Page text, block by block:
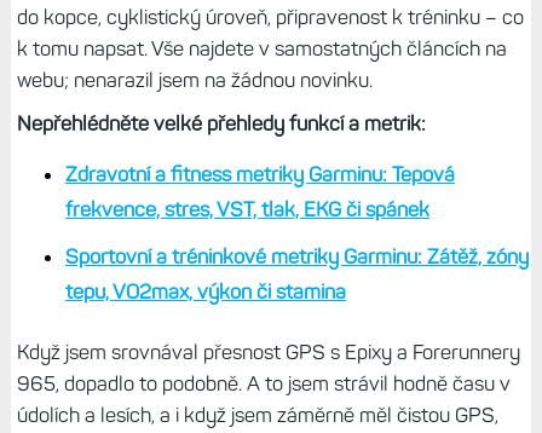
do kopce, cyklistický úroveň, připravenost k tréninku – co
k tomu napsat. Vše najdete v samostatných článcích na
webu; nenarazil jsem na žádnou novinku.
Nepřehlédněte velké přehledy funkcí a metrik:
Zdravotní a fitness metriky Garminu: Tepová
frekvence, stres, VST, tlak, EKG či spánek
Sportovní a tréninkové metriky Garminu: Zátěž, zóny
tepu, VO2max, výkon či stamina
Když jsem srovnával přesnost GPS s Epixy a Forerunnery
965, dopadlo to podobně. A to jsem strávil hodně času v
údolích a lesích, a i když jsem záměrně měl čistou GPS,